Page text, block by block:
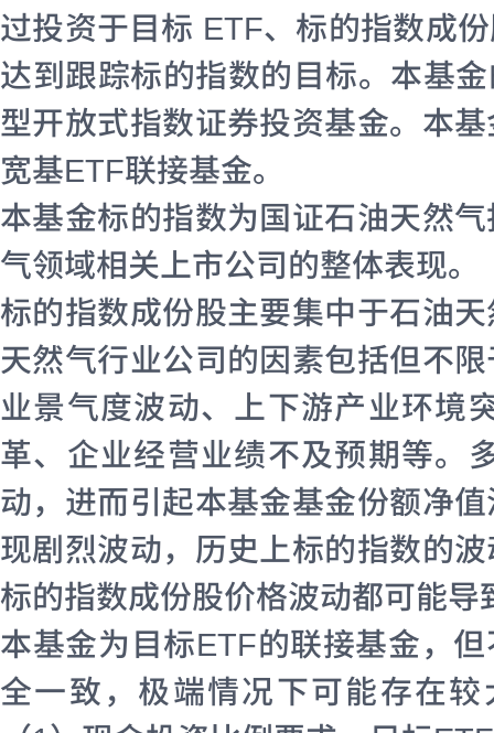
过投资于目标 ETF、标的指数成
达到跟踪标的指数的目标。本基
型开放式指数证券投资基金。本
宽基ETF联接基金。
本基金标的指数为国证石油天然
气领域相关上市公司的整体表现。
标的指数成份股主要集中于石油
天然气行业公司的因素包括但不
业景气度波动、上下游产业环境
革、企业经营业绩不及预期等。
动，进而引起本基金基金份额净
现剧烈波动，历史上标的指数的
标的指数成份股价格波动都可能
本基金为目标ETF的联接基金，
全一致，极端情况下可能存在